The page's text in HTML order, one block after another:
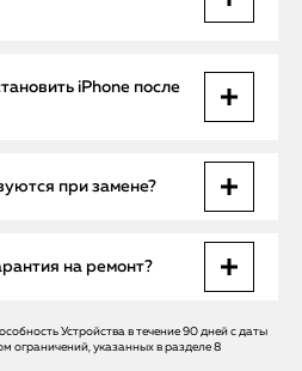
При лёгких повреждениях —
— после полной
iPhone после
и коррозии снижает
при замене?
оригинальные запчасти Apple,
смартфона.
на ремонт?
и заменённые детали
сервисного центра.
Устройства в течение 90 дней с даты
ограничений, указанных в разделе 8